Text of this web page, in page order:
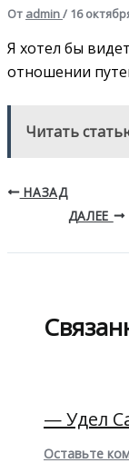
От admin/ 16
Я хотел бы
отношении
Читать
НАЗАД
ДАЛЕЕ
— Удел
Оставьте